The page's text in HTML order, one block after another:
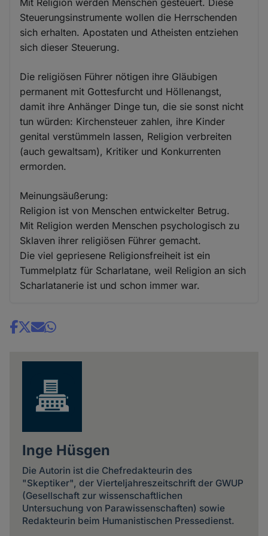
Mit Religion werden Menschen gesteuert. Diese
Steuerungsinstrumente wollen die Herrschenden
sich erhalten. Apostaten und Atheisten entziehen
sich dieser Steuerung.
Die religiösen Führer nötigen ihre Gläubigen
permanent mit Gottesfurcht und Höllenangst,
damit ihre Anhänger Dinge tun, die sie sonst nicht
tun würden: Kirchensteuer zahlen, ihre Kinder
genital verstümmeln lassen, Religion verbreiten
(auch gewaltsam), Kritiker und Konkurrenten
ermorden.
Meinungsäußerung:
Religion ist von Menschen entwickelter Betrug.
Mit Religion werden Menschen psychologisch zu
Sklaven ihrer religiösen Führer gemacht.
Die viel gepriesene Religionsfreiheit ist ein
Tummelplatz für Scharlatane, weil Religion an sich
Scharlatanerie ist und schon immer war.
Share
Inge Hüsgen
Die Autorin ist die Chefredakteurin des
"Skeptiker", der Vierteljahreszeitschrift der GWUP
(Gesellschaft zur wissenschaftlichen
Untersuchung von Parawissenschaften) sowie
Redakteurin beim Humanistischen Pressedienst.